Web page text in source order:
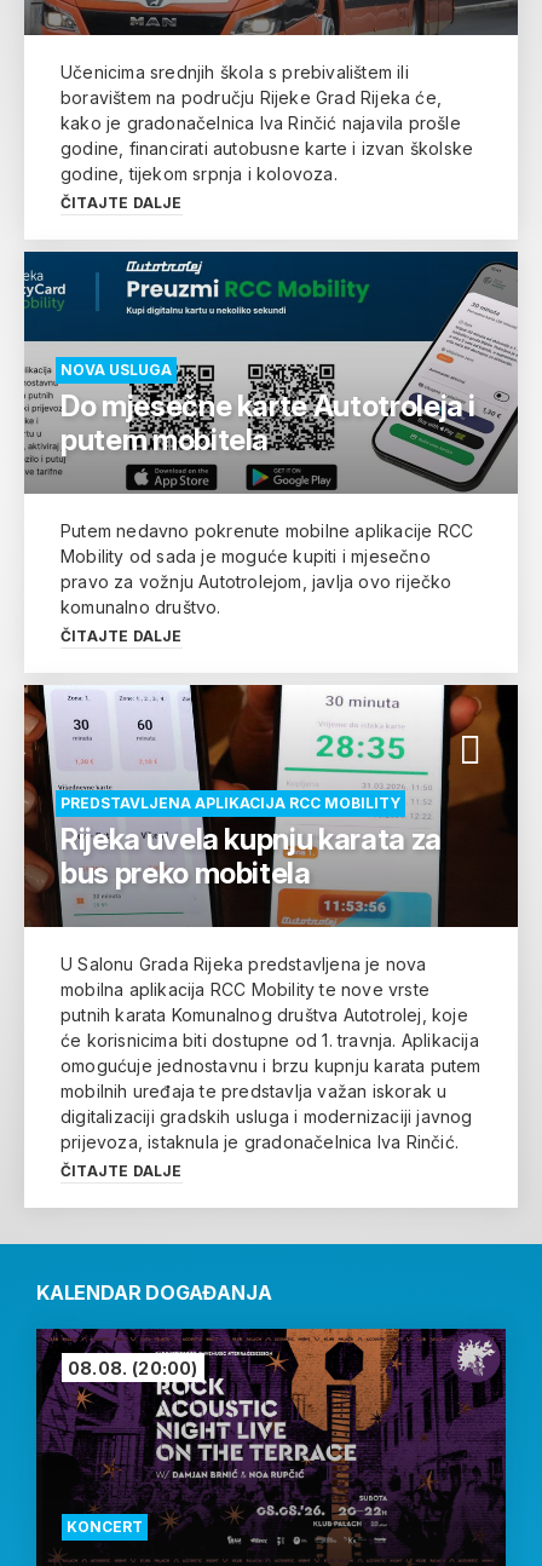
Učenicima srednjih škola s prebivalištem ili
boravištem na području Rijeke Grad Rijeka će,
kako je gradonačelnica Iva Rinčić najavila prošle
godine, financirati autobusne karte i izvan školske
godine, tijekom srpnja i kolovoza.
ČITAJTE DALJE
NOVA USLUGA
Do mjesečne karte Autotroleja i
putem mobitela
Putem nedavno pokrenute mobilne aplikacije RCC
Mobility od sada je moguće kupiti i mjesečno
pravo za vožnju Autotrolejom, javlja ovo riječko
komunalno društvo.
ČITAJTE DALJE
PREDSTAVLJENA APLIKACIJA RCC MOBILITY
Rijeka uvela kupnju karata za
bus preko mobitela
U Salonu Grada Rijeka predstavljena je nova
mobilna aplikacija RCC Mobility te nove vrste
putnih karata Komunalnog društva Autotrolej, koje
će korisnicima biti dostupne od 1. travnja. Aplikacija
omogućuje jednostavnu i brzu kupnju karata putem
mobilnih uređaja te predstavlja važan iskorak u
digitalizaciji gradskih usluga i modernizaciji javnog
prijevoza, istaknula je gradonačelnica Iva Rinčić.
ČITAJTE DALJE
KALENDAR DOGAĐANJA
KONCERT
08.08. (20:00)